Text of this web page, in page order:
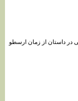
داستان از زمان ارسطو